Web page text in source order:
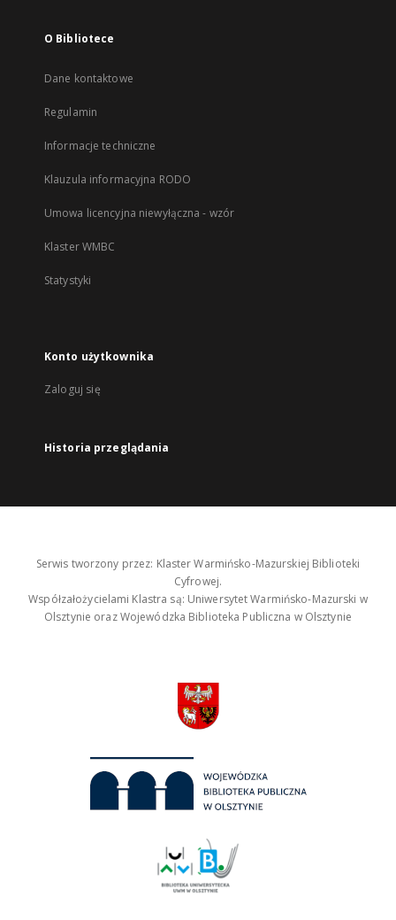
O Bibliotece
Dane kontaktowe
Regulamin
Informacje techniczne
Klauzula informacyjna RODO
Umowa licencyjna niewyłączna - wzór
Klaster WMBC
Statystyki
Konto użytkownika
Zaloguj się
Historia przeglądania
Serwis tworzony przez: Klaster Warmińsko-Mazurskiej Biblioteki
Cyfrowej.
Współzałożycielami Klastra są: Uniwersytet Warmińsko-Mazurski w
Olsztynie oraz Wojewódzka Biblioteka Publiczna w Olsztynie